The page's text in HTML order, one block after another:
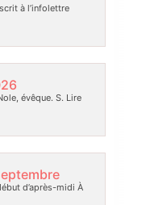
à l’infolettre
évêque. S. Lire
d’après-midi À